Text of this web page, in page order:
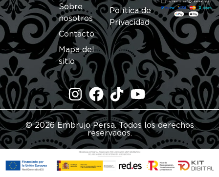
Sobre
nosotros
Contacto
Mapa del
sitio
Política de
Privacidad
© 2026 Embrujo Persa. Todos los derechos
reservados.